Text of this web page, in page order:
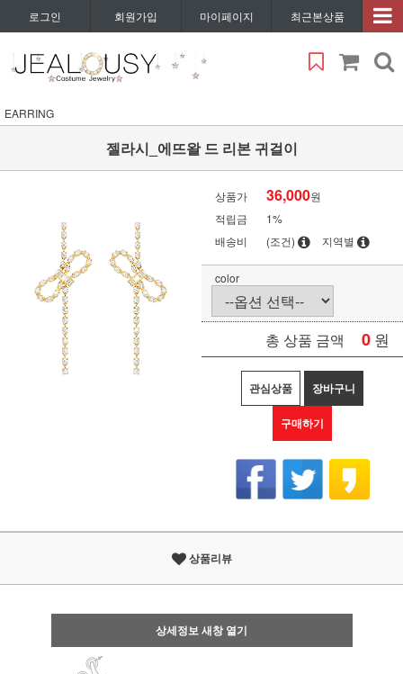
로그인 회원가입 마이페이지 최근본상품
EARRING
젤라시_에뜨왈 드 리본 귀걸이
상품가 36,000원
적립금
1%
배송비
(조건) 지역별
color
총 상품 금액 0 원
관심상품 장바구니
구매하기
상품리뷰
상세정보 새창 열기